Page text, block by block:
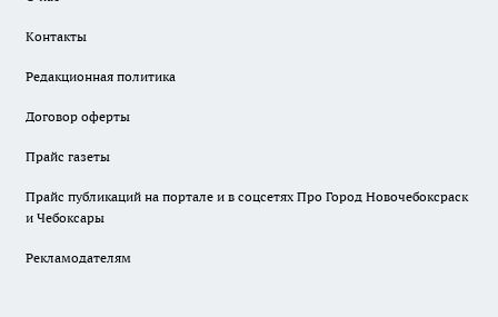
Контакты
Редакционная политика
Договор оферты
Прайс газеты
Прайс публикаций на портале и в соцсетях Про Город Новочебоксраск
и Чебоксары
Рекламодателям